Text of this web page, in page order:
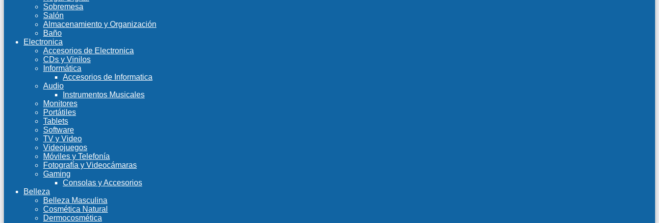
Sobremesa
Salón
Almacenamiento y Organización
Baño
Electronica
Accesorios de Electronica
CDs y Vinilos
Informática
Accesorios de Informatica
Audio
Instrumentos Musicales
Monitores
Portátiles
Tablets
Software
TV y Video
Videojuegos
Móviles y Telefonía
Fotografía y Videocámaras
Gaming
Consolas y Accesorios
Belleza
Belleza Masculina
Cosmética Natural
Dermocosmética